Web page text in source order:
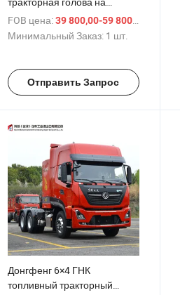
/ Рулон
сжатом газе 6×4 ручной
автоматический тип
FOB цена: 39 800,00-59 800,00 $
Минимальный Заказ: 1 шт.
Отправить Запрос
Донгфенг 6×4 ГНК
топливный тракторный